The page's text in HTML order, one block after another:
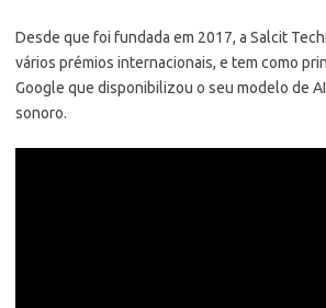
Desde que foi fundada em 2017, a Salcit
vários prémios internacionais, e tem como
Google que disponibilizou o seu modelo de
sonoro.